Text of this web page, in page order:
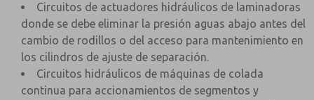
Circuitos de actuadores hidráulicos de laminadoras
donde se debe eliminar la presión aguas abajo antes del
cambio de rodillos o del acceso para mantenimiento en
los cilindros de ajuste de separación.
Circuitos hidráulicos de máquinas de colada
continua para accionamientos de segmentos y